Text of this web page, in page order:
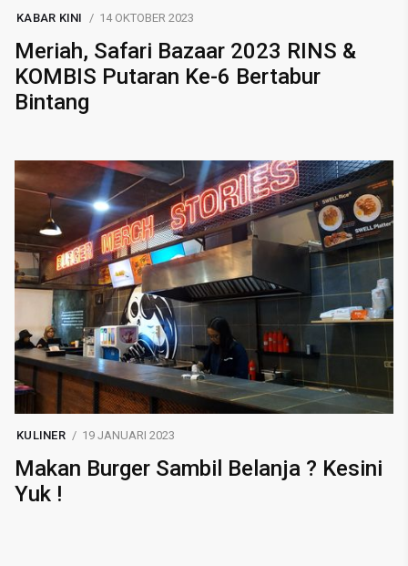
KABAR KINI 14 OKTOBER 2023
Meriah, Safari Bazaar 2023 RINS &
KOMBIS Putaran Ke-6 Bertabur
Bintang
KULINER 19 JANUARI 2023
Makan Burger Sambil Belanja ? Kesini
Yuk !